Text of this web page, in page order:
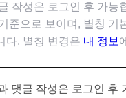
작성은 로그인 후 가능
준으로 보이며, 별칭 기
다. 별칭 변경은 내 정보
댓글 작성은 로그인 후